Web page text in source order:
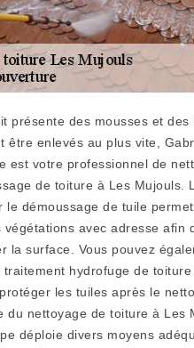
présente des mousses et des
être enlevés au plus vite,
est votre professionnel de
de toiture à Les Mujouls.
le démoussage de tuile permet
végétations avec adresse afin
la surface. Vous pouvez
traitement hydrofuge de toiture
les tuiles après le
du nettoyage de toiture à Les
déploie divers moyens